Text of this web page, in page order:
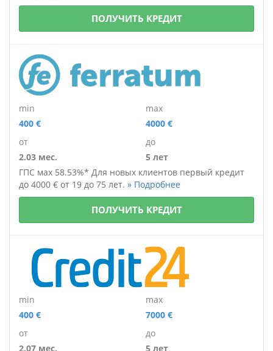
ПОЛУЧИТЬ КРЕДИТ
min
400 €
max
4000 €
от
2.03 мес.
до
5 лет
ГПС мах 58.53%* Для новых клиентов первый кредит
до 4000 € от 19 до 75 лет. » Подробнее
ПОЛУЧИТЬ КРЕДИТ
min
400 €
max
7000 €
от
2.07 мес.
до
5 лет